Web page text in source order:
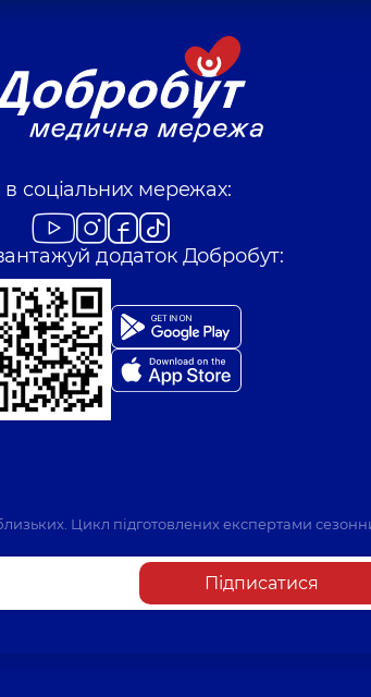
соціальних мережах:
додаток Добробут:
Цикл підготовлених експертами
Підписатися